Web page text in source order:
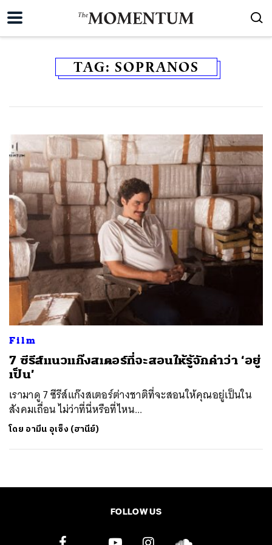
TAG: SOPRANOS
Film
7 ซีรีส์แนวแก๊งสเตอร์ที่จะสอนให้รู้จักคำว่า ‘อยู่
เป็น’
เรามาดู 7 ซีรีส์แก๊งสเตอร์ต่างชาติที่จะสอนให้คุณอยู่เป็นใน
สังคมเถื่อน ไม่ว่าที่นี่หรือที่ไหน...
โดย อามีน อุเซ็ง (ฮานีย์)
FOLLOW US
ค้นหา
SHARE TWEET